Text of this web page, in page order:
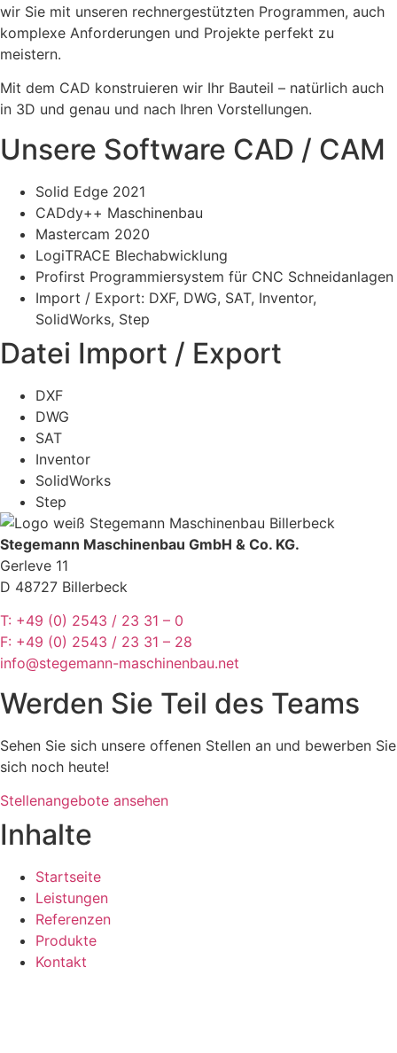
wir Sie mit unseren rechnergestützten Programmen, auch
komplexe Anforderungen und Projekte perfekt zu
meistern.
Mit dem CAD konstruieren wir Ihr Bauteil – natürlich auch
in 3D und genau und nach Ihren Vorstellungen.
Unsere Software CAD / CAM
Solid Edge 2021
CADdy++ Maschinenbau
Mastercam 2020
LogiTRACE Blechabwicklung
Profirst Programmiersystem für CNC Schneidanlagen
Import / Export: DXF, DWG, SAT, Inventor,
SolidWorks, Step
Datei Import / Export
DXF
DWG
SAT
Inventor
SolidWorks
Step
Stegemann Maschinenbau GmbH & Co. KG.
Gerleve 11
D 48727 Billerbeck
T: +49 (0) 2543 / 23 31 – 0
F: +49 (0) 2543 / 23 31 – 28
info@stegemann-maschinenbau.net
Werden Sie Teil des Teams
Sehen Sie sich unsere offenen Stellen an und bewerben Sie
sich noch heute!
Stellenangebote ansehen
Inhalte
Startseite
Leistungen
Referenzen
Produkte
Kontakt